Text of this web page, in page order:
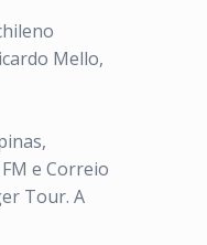
Mello,
e Correio
Tour. A